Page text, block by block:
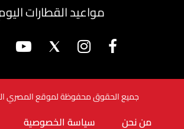
مواعيد القطارات
جميع الحقوق محفوظة لموقع المصري الآن
من نحن سياسة الخصوصية